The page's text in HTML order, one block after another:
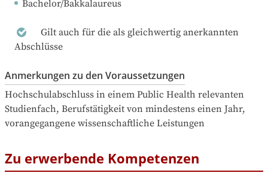
Bachelor/Bakkalaureus
Gilt auch für die als gleichwertig anerkannten
Abschlüsse
Anmerkungen zu den Voraussetzungen
Hochschulabschluss in einem Public Health relevanten
Studienfach, Berufstätigkeit von mindestens einen Jahr,
vorangegangene wissenschaftliche Leistungen
Zu erwerbende Kompetenzen